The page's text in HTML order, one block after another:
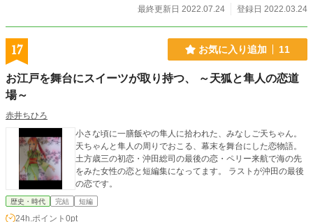
最終更新日 2022.07.24
登録日 2022.03.24
17 お気に入り追加 11
お江戸を舞台にスイーツが取り持つ、 ～天狐と隼人の恋道
場～
赤井ちひろ
小さな頃に一膳飯やの隼人に拾われた、みなしご天ちゃん。
天ちゃんと隼人の周りでおこる、幕末を舞台にした恋物語。
土方歳三の初恋・沖田総司の最後の恋・ペリー来航で海の先
をみた女性の恋と短編集になってます。 ラストが沖田の最後
の恋です。
歴史・時代 完結 短編
24h.ポイント 0pt